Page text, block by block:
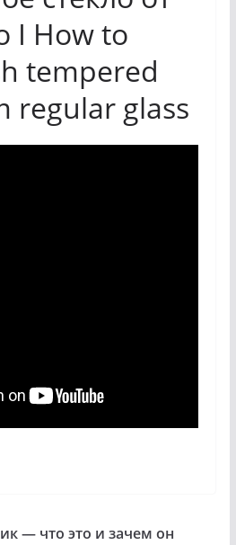
I How to
tempered
regular glass
— что это и зачем он